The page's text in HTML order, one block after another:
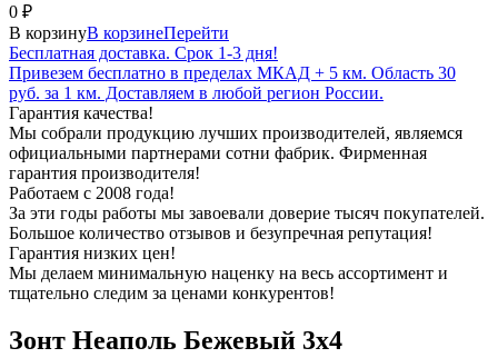
0 ₽
В корзинуВ корзинеПерейти
Бесплатная доставка. Срок 1-3 дня!
Привезем бесплатно в пределах МКАД + 5 км. Область 30
руб. за 1 км. Доставляем в любой регион России.
Гарантия качества!
Мы собрали продукцию лучших производителей, являемся
официальными партнерами сотни фабрик. Фирменная
гарантия производителя!
Работаем с 2008 года!
За эти годы работы мы завоевали доверие тысяч покупателей.
Большое количество отзывов и безупречная репутация!
Гарантия низких цен!
Мы делаем минимальную наценку на весь ассортимент и
тщательно следим за ценами конкурентов!
Зонт Неаполь Бежевый 3х4